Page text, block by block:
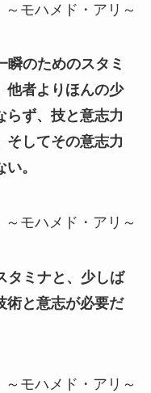
～モハメド・アリ～
瞬のためのスタミ
他者よりほんの少
らず、技と意志力
そしてその意志力
。
～モハメド・アリ～
タミナと、少しば
術と意志が必要だ
～モハメド・アリ～